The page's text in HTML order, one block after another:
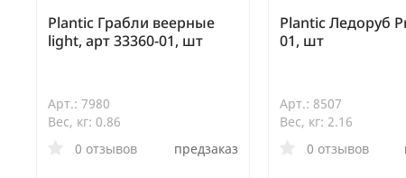
Plantic Грабли веерные
light, арт 33360-01, шт
Арт.: 7980
Вес, кг: 0.86
0 отзывов
предзаказ
Plantic Ледоруб
01, шт
Арт.: 8507
Вес, кг: 2.16
0 отзывов